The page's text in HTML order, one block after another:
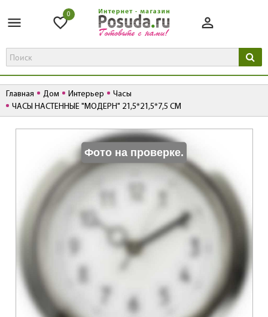
0
Главная Дом Интерьер
Часы
ЧАСЫ НАСТЕННЫЕ "МОДЕРН" 21,5*21,5*7,5 СМ
Фото на проверке.